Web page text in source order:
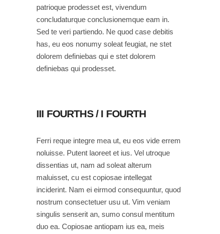
patrioque prodesset est, vivendum
concludaturque conclusionemque eam in.
Sed te veri partiendo. Ne quod case debitis
has, eu eos nonumy soleat feugiat, ne stet
dolorem definiebas qui e stet dolorem
definiebas qui prodesset.
III FOURTHS / I FOURTH
Ferri reque integre mea ut, eu eos vide errem
noluisse. Putent laoreet et ius. Vel utroque
dissentias ut, nam ad soleat alterum
maluisset, cu est copiosae intellegat
inciderint. Nam ei eirmod consequuntur, quod
nostrum consectetuer usu ut. Vim veniam
singulis senserit an, sumo consul mentitum
duo ea. Copiosae antiopam ius ea, meis